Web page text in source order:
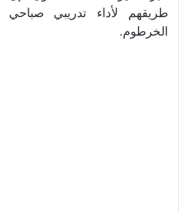
طريقهم لأداء تدريبي
الخرطوم.